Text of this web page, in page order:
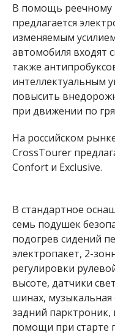
В помощь реечному
предлагается
изменяемым
автомобиля входят
также
интеллектуальным
повысить
при движении по
На российском
CrossTourer
Confort и Exclusive.
В стандартное
семь подушек
подогрев сидений
электропакет, 2-
регулировки
высоте, датчики
шинах,
задний парктроник,
помощи при старте